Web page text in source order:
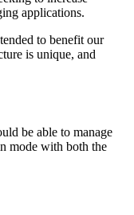
applications.
to benefit our
is unique, and
be able to manage
mode with both the